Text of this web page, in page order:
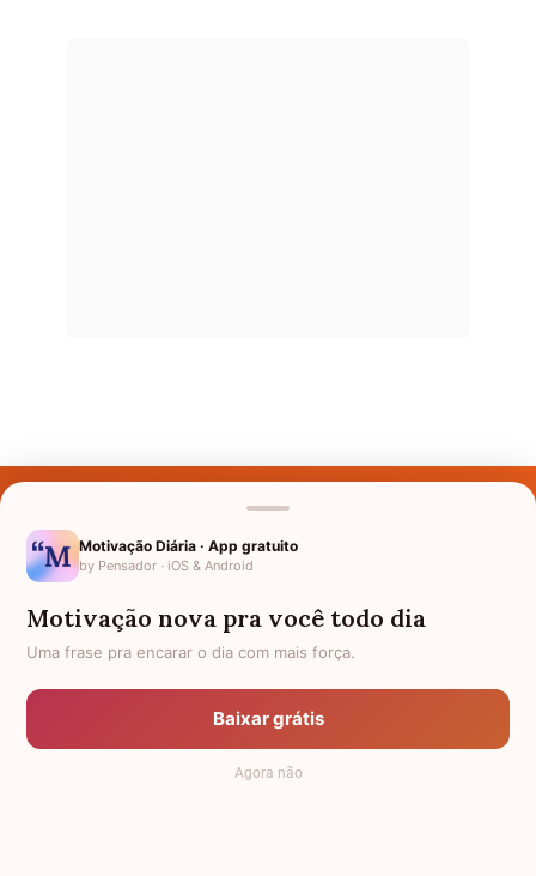
Nomes pelo Mundo
Política de Privacidade
Anuncie
Termos de Uso
Motivação Diária · App gratuito
by Pensador · iOS & Android
Motivação nova pra você todo dia
Uma frase pra encarar o dia com mais força.
Baixar grátis
Agora não